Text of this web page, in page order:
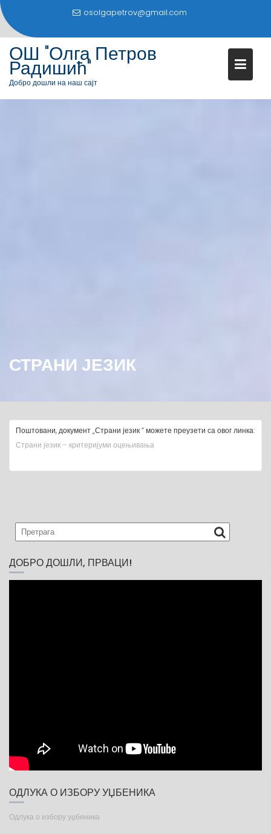
S
i
osolgapetrov@gmail.com
ОШ "Олга Петров
Радишић"
Добро дошли на наш сајт
СТРАНИ ЈЕЗИК
Поштовани, документ „Страни језик “ можете преузети са овог линка:
Страни језик – критеријуми оцењивања
ДОБРО ДОШЛИ, ПРВАЦИ!
ОДЛУКА О ИЗБОРУ УЏБЕНИКА
Одлука о избору уџбеника